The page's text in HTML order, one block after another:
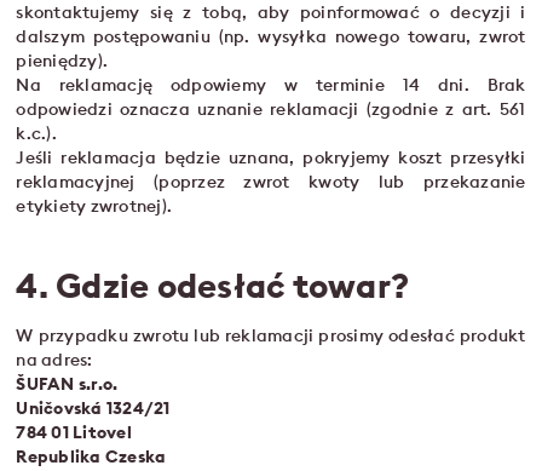
skontaktujemy się z tobą, aby poinformować o decyzji i
dalszym postępowaniu (np. wysyłka nowego towaru, zwrot
pieniędzy).
Na reklamację odpowiemy w terminie 14 dni. Brak
odpowiedzi oznacza uznanie reklamacji (zgodnie z art. 561
k.c.).
Jeśli reklamacja będzie uznana, pokryjemy koszt przesyłki
reklamacyjnej (poprzez zwrot kwoty lub przekazanie
etykiety zwrotnej).
4. Gdzie odesłać towar?
W przypadku zwrotu lub reklamacji prosimy odesłać produkt
na adres:
ŠUFAN s.r.o.
Uničovská 1324/21
784 01 Litovel
Republika Czeska